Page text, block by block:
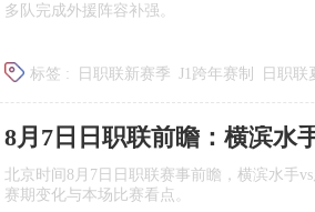
多队完成外援阵容补强。
标签 : 日职联新赛季 J1跨年赛制
日职联
广岛三箭
8月7日日职联前瞻：横滨水
北京时间8月7日日职联赛事前瞻，横滨水手
赛期变化与本场比赛看点。